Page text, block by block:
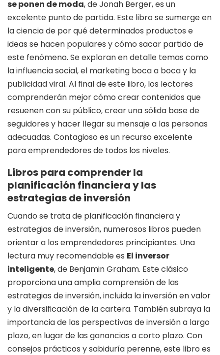
se ponen de moda, de Jonah Berger, es un
excelente punto de partida. Este libro se sumerge en
la ciencia de por qué determinados productos e
ideas se hacen populares y cómo sacar partido de
este fenómeno. Se exploran en detalle temas como
la influencia social, el marketing boca a boca y la
publicidad viral. Al final de este libro, los lectores
comprenderán mejor cómo crear contenidos que
resuenen con su público, crear una sólida base de
seguidores y hacer llegar su mensaje a las personas
adecuadas. Contagioso es un recurso excelente
para emprendedores de todos los niveles.
Libros para comprender la
planificación financiera y las
estrategias de inversión
Cuando se trata de planificación financiera y
estrategias de inversión, numerosos libros pueden
orientar a los emprendedores principiantes. Una
lectura muy recomendable es El inversor
inteligente, de Benjamin Graham. Este clásico
proporciona una amplia comprensión de las
estrategias de inversión, incluida la inversión en valor
y la diversificación de la cartera. También subraya la
importancia de las perspectivas de inversión a largo
plazo, en lugar de las ganancias a corto plazo. Con
consejos prácticos y sabiduría perenne, este libro es